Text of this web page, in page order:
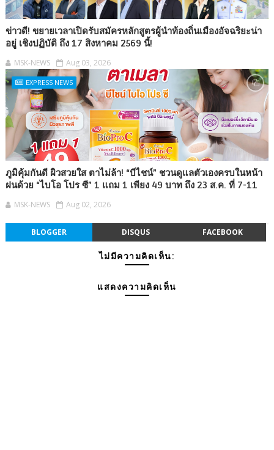
ข่าวดี! ขยายเวลาเปิดรับสมัครหลักสูตรผู้นำท้องถิ่นเมืองอัจฉริยะน่า
อยู่ เชิงปฏิบัติ ถึง 17 สิงหาคม 2569 นี้!
MSK-NEWS Aug 03, 2026
EXPRESS NEWS
ภูมิคุ้มกันดี ผิวสวยใส ตาไม่ล้า! “บีไชน์” ชวนดูแลตัวเองครบในหน้า
ฝนด้วย “ไบโอ โปร ซี” 1 แถม 1 เพียง 49 บาท ถึง 23 ส.ค. ที่ 7-11
MSK-NEWS Aug 02, 2026
BLOGGER DISQUS FACEBOOK
ไม่มีความคิดเห็น:
แสดงความคิดเห็น